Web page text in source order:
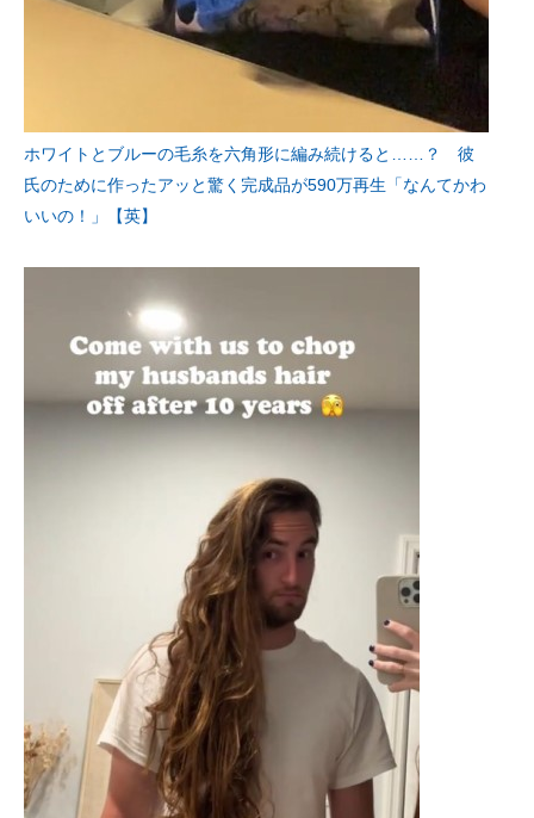
ホワイトとブルーの毛糸を六角形に編み続けると……？ 彼
氏のために作ったアッと驚く完成品が590万再生「なんてかわ
いいの！」【英】